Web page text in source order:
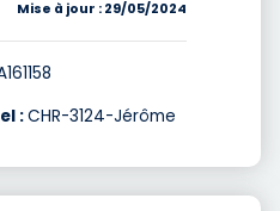
Mise à jour : 29/05/2024
:CHR-3124-Jérôme